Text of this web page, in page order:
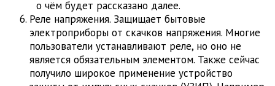
о чём будет рассказано далее.
Реле напряжения. Защищает бытовые
электроприборы от скачков напряжения. Многие
пользователи устанавливают реле, но оно не
является обязательным элементом. Также сейчас
получило широкое применение устройство